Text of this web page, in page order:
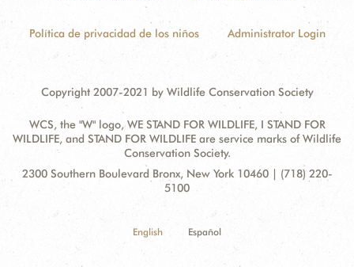
Política de privacidad de los niños Administrator Login
Copyright 2007-2021 by Wildlife Conservation Society
WCS, the "W" logo, WE STAND FOR WILDLIFE, I STAND FOR
WILDLIFE, and STAND FOR WILDLIFE are service marks of Wildlife
Conservation Society.
Contact
Address:
2300 Southern Boulevard Bronx, New York 10460 | (718) 220-
5100
English Español